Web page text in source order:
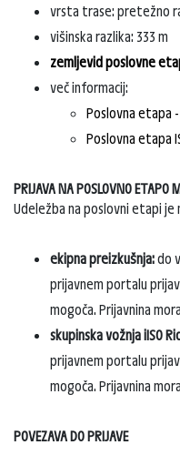
vrsta trase: pretežno
višinska razlika: 333 m
zemljevid poslovne
več informacij:
Poslovna etapa -
Poslovna etapa
PRIJAVA NA POSLOVNO ETAPO
Udeležba na poslovni etapi je
ekipna preizkušnja:do
prijavnem portalu
mogoča. Prijavnina
skupinska vožnja iISO
prijavnem portalu
mogoča. Prijavnina
POVEZAVA DO PRIJAVE